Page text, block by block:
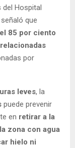
Hospital
señaló que
85 por ciento
por
leves, la
puede prevenir
en retirar a la
zona con agua
hielo ni